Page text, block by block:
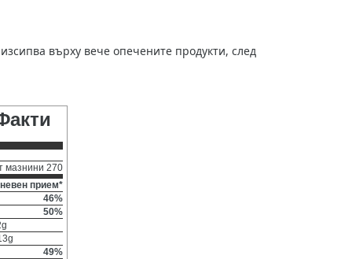
върху вече опечените продукти, след
мазнини 270
прием*
46%
50%
49%